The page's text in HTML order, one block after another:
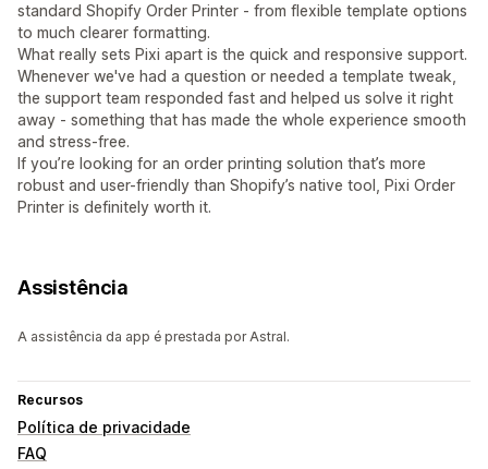
standard Shopify Order Printer - from flexible template options
to much clearer formatting.
What really sets Pixi apart is the quick and responsive support.
Whenever we've had a question or needed a template tweak,
the support team responded fast and helped us solve it right
away - something that has made the whole experience smooth
and stress-free.
If you’re looking for an order printing solution that’s more
robust and user-friendly than Shopify’s native tool, Pixi Order
Printer is definitely worth it.
Assistência
A assistência da app é prestada por Astral.
Recursos
Política de privacidade
FAQ